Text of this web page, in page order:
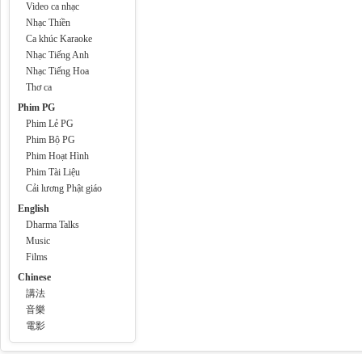
Video ca nhạc
Nhạc Thiền
Ca khúc Karaoke
Nhạc Tiếng Anh
Nhạc Tiếng Hoa
Thơ ca
Phim PG
Phim Lẻ PG
Phim Bộ PG
Phim Hoạt Hình
Phim Tài Liệu
Cải lương Phật giáo
English
Dharma Talks
Music
Films
Chinese
講法
音樂
電影